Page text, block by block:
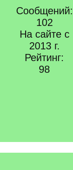
Сообщений:
102
На сайте с
2013 г.
Рейтинг:
98